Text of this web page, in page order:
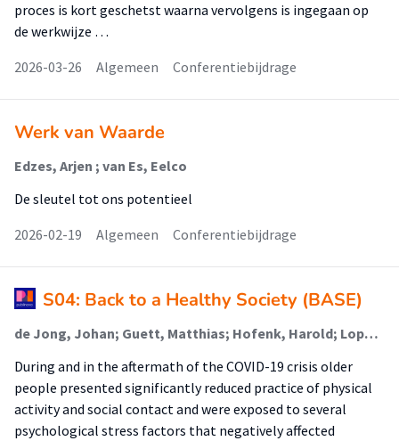
proces is kort geschetst waarna vervolgens is ingegaan op
de werkwijze …
2026-03-26
Algemeen Conferentiebijdrage
Werk van Waarde
Edzes, Arjen ; van Es, Eelco
De sleutel tot ons potentieel
2026-02-19
Algemeen Conferentiebijdrage
S04: Back to a Healthy Society (BASE)
de Jong, Johan; Guett, Matthias; Hofenk, Harold; Lopez, Ivan; Clement, Marco
During and in the aftermath of the COVID-19 crisis older
people presented significantly reduced practice of physical
activity and social contact and were exposed to several
psychological stress factors that negatively affected